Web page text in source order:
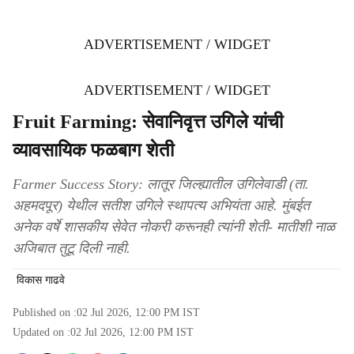
ADVERTISEMENT / WIDGET
ADVERTISEMENT / WIDGET
Fruit Farming: सेवानिवृत्त उगिले यांची
व्यावसायिक फळबाग शेती
Farmer Success Story: लातूर जिल्ह्यातील उगिलेवाडी (ता.
अहमदपूर) येथील सतीश उगिले स्थापत्य अभियंता आहे. मुंबईत
अनेक वर्षे शासकीय सेवेत नोकरी करूनही त्यांनी शेती- मातीशी नाळ
अजिबात तुटू दिली नाही.
विकास गाढवे
Published on :02 Jul 2026, 12:00 PM IST
Updated on :02 Jul 2026, 12:00 PM IST